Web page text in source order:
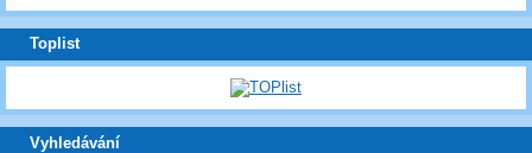
Toplist
Vyhledávání